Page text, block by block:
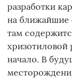
разработки
на ближайшие
там
хризотиловой
начало. В